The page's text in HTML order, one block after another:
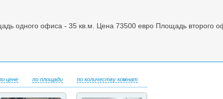
одного офиса - 35 кв.м. Цена 73500 евро Площадь второго
цене по площади по количеству комнат